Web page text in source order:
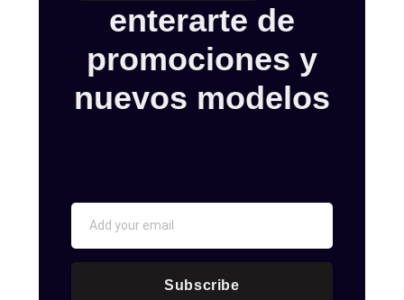
enterarte de
promociones y
nuevos modelos
Subscribe